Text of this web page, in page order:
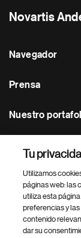
Novartis
Navegador
Prensa
Nuestro
Footer Site
Tu
Utilizamos
páginas web: las
utiliza esta
preferencias y
contenido
dar su